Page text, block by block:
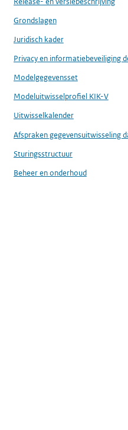
Grondslagen
Juridisch kader
Privacy en informatiebeveiliging
Modelgegevensset
Modeluitwisselprofiel KIK-V
Uitwisselkalender
Afspraken gegevensuitwisseling
Sturingsstructuur
Beheer en onderhoud